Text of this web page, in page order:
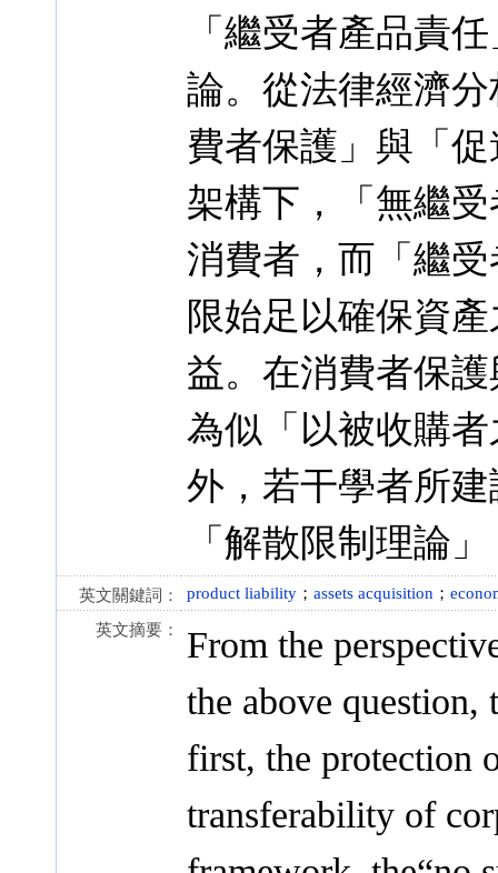
「繼受者產品責
論。從法律經濟
費者保護」與「
架構下，「無繼
消費者，而「繼
限始足以確保資
益。在消費者保
為似「以被收購
外，若干學者所
「解散限制理論
英文關鍵詞： product liability ； assets acquisition ；
英文摘要：
From the
the above
first, the protection
transferability of